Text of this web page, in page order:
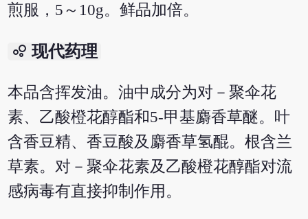
煎服，5～10g。鲜品加倍。
bubble_chart 现代药理
本品含挥发油。油中成分为对－聚伞花
素、乙酸橙花醇酯和5-甲基麝香草醚。叶
含香豆精、香豆酸及麝香草氢醌。根含兰
草素。对－聚伞花素及乙酸橙花醇酯对流
感病毒有直接抑制作用。